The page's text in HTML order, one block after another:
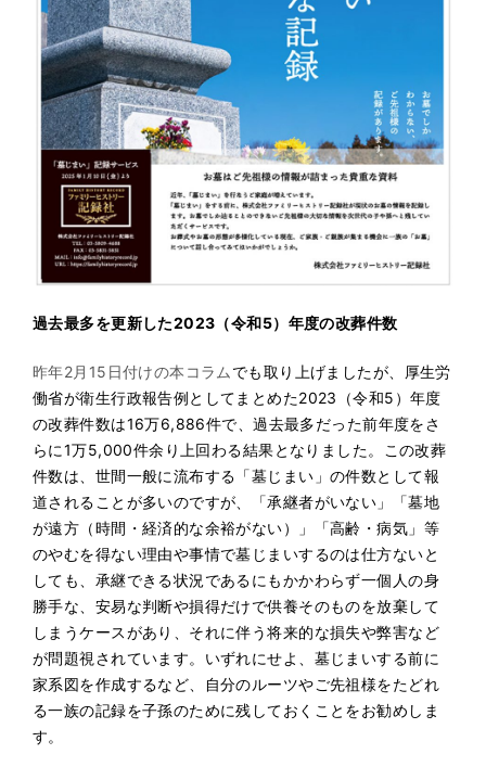
過去最多を更新した2023（令和5）年度の改葬件数
昨年2月15日付けの本コラム でも取り上げましたが、厚生労
働省が衛生行政報告例としてまとめた2023（令和5）年度
の改葬件数は16万6,886件で、過去最多だった前年度をさ
らに1万5,000件余り上回わる結果となりました。この改葬
件数は、世間一般に流布する「墓じまい」の件数として報
道されることが多いのですが、「承継者がいない」「墓地
が遠方（時間・経済的な余裕がない）」「高齢・病気」等
のやむを得ない理由や事情で墓じまいするのは仕方ないと
しても、承継できる状況であるにもかかわらず一個人の身
勝手な、安易な判断や損得だけで供養そのものを放棄して
しまうケースがあり、それに伴う将来的な損失や弊害など
が問題視されています。いずれにせよ、墓じまいする前に
家系図を作成するなど、自分のルーツやご先祖様をたどれ
る一族の記録を子孫のために残しておくことをお勧めしま
す。